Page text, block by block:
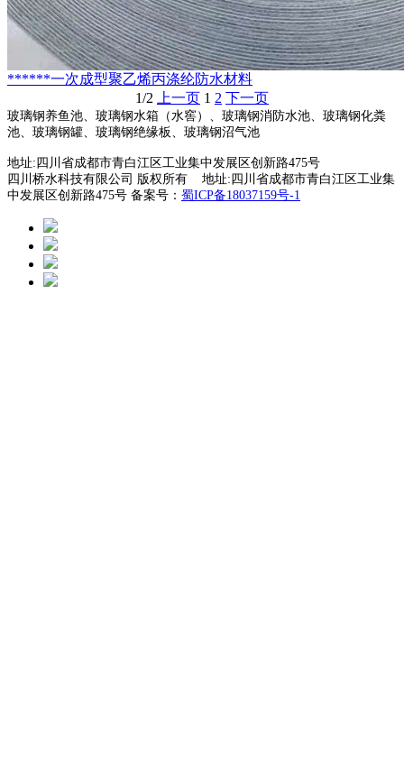
******一次成型聚乙烯丙涤纶防水材料
1/2
上一页 1 2 下一页
玻璃钢养鱼池、玻璃钢水箱（水窖）、玻璃钢消防水池、玻璃钢化粪
池、玻璃钢罐、玻璃钢绝缘板、玻璃钢沼气池
地址:四川省成都市青白江区工业集中发展区创新路475号
四川桥水科技有限公司 版权所有 地址:四川省成都市青白江区工业集
中发展区创新路475号 备案号： 蜀ICP备18037159号-1